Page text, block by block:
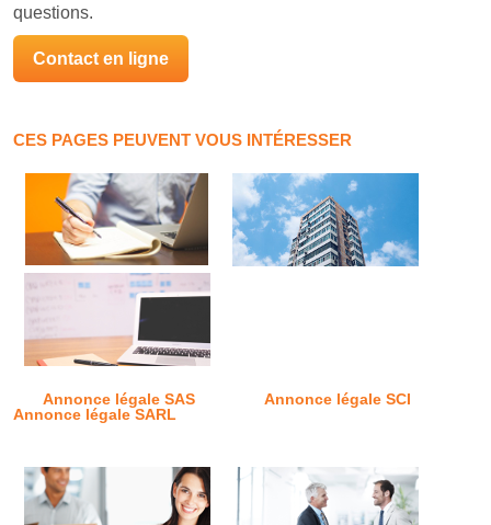
questions.
Contact en ligne
CES PAGES PEUVENT VOUS INTÉRESSER
Annonce légale SAS
Annonce légale SCI
Annonce légale SARL